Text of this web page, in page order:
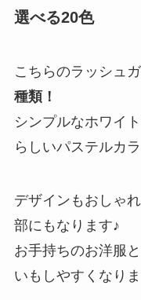
選べる20色
こちらのラッシュ
種類！
シンプルなホワイ
らしいパステルカ
デザインもおしゃ
部にもなります♪
お手持ちのお洋服
いもしやすくなり